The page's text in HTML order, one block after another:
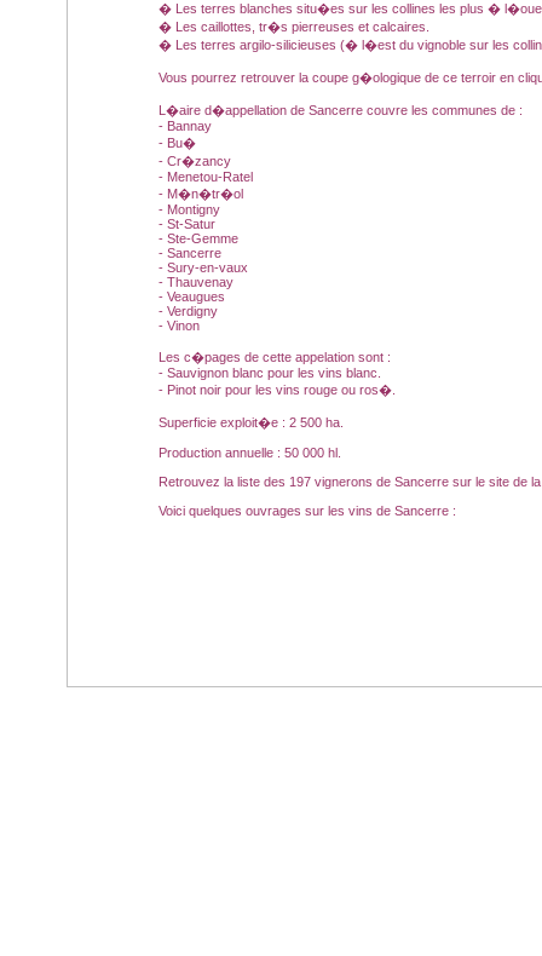
� Les terres blanches situ�es sur les collines les plus �
� Les caillottes, tr�s pierreuses et calcaires.
� Les terres argilo-silicieuses (� l�est du vignoble sur les
Vous pourrez retrouver la coupe g�ologique de ce terroir en
L�aire d�appellation de Sancerre couvre les communes de :
- Bannay
- Bu�
- Cr�zancy
- Menetou-Ratel
- M�n�tr�ol
- Montigny
- St-Satur
- Ste-Gemme
- Sancerre
- Sury-en-vaux
- Thauvenay
- Veaugues
- Verdigny
- Vinon
Les c�pages de cette appelation sont :
- Sauvignon blanc pour les vins blanc.
- Pinot noir pour les vins rouge ou ros�.
Superficie exploit�e : 2 500 ha.
Production annuelle : 50 000 hl.
Retrouvez la liste des 197 vignerons de Sancerre sur le site de
Voici quelques ouvrages sur les vins de Sancerre :